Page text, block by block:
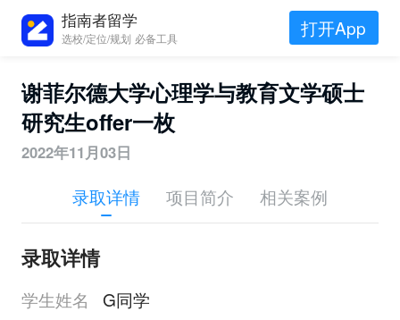
指南者留学
选校/定位/规划 必备工具 打开App
谢菲尔德大学心理学与教育文学硕士
研究生offer一枚
2022年11月03日
录取详情 项目简介 相关案例
录取详情
学生姓名
G同学